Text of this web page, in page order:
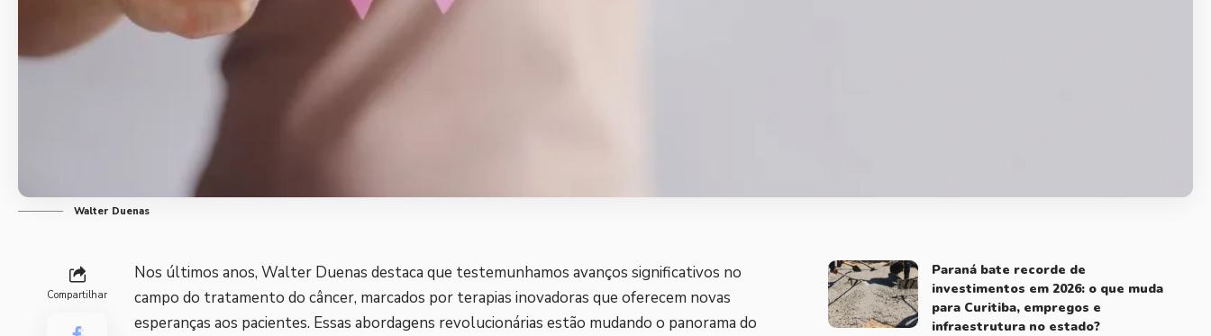
Walter Duenas
Compartilhar
Nos últimos anos, Walter Duenas destaca que testemunhamos avanços significativos no
campo do tratamento do câncer, marcados por terapias inovadoras que oferecem novas
esperanças aos pacientes. Essas abordagens revolucionárias estão mudando o panorama do
Paraná bate recorde de
investimentos em 2026: o que muda
para Curitiba, empregos e
infraestrutura no estado?